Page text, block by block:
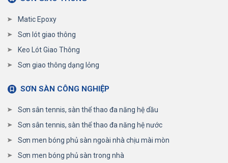
Matic Epoxy
Sơn lót giao thông
Keo Lót Giao Thông
Sơn giao thông dạng lỏng
SƠN SÀN CÔNG NGHIỆP
Sơn sân tennis, sàn thể thao đa năng hệ dầu
Sơn sân tennis, sàn thể thao đa năng hệ nước
Sơn men bóng phủ sàn ngoài nhà chịu mài mòn
Sơn men bóng phủ sàn trong nhà